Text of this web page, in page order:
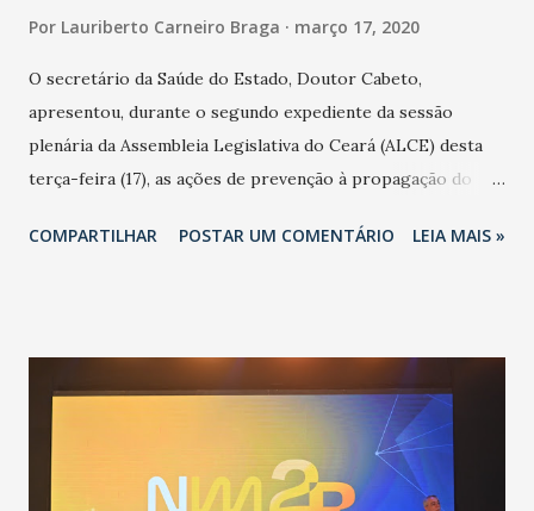
Por Lauriberto Carneiro Braga março 17, 2020
O secretário da Saúde do Estado, Doutor Cabeto,
apresentou, durante o segundo expediente da sessão
plenária da Assembleia Legislativa do Ceará (ALCE) desta
terça-feira (17), as ações de prevenção à propagação do
adotadas pelo Governo do Estado na contenção da
população suspeita e de cuidados com os ambientes
públicos e domiciliares. “Nós não estamos vivendo uma
epidemia comum, como temos em todos os anos, com
aumento de casos de dengue, influenza ou H1N1. Trata-se
COMPARTILHAR POSTAR UM COMENTÁRIO LEIA MAIS »